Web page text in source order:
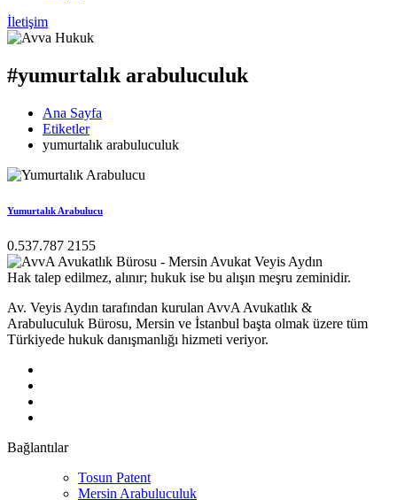
İletişim
#yumurtalık arabuluculuk
Ana Sayfa
Etiketler
yumurtalık arabuluculuk
Yumurtalık Arabulucu
0.537.787 2155
Hak talep edilmez, alınır; hukuk ise bu alışın meşru zeminidir.
Av. Veyis Aydın tarafından kurulan AvvA Avukatlık &
Arabuluculuk Bürosu, Mersin ve İstanbul başta olmak üzere tüm
Türkiyede hukuk danışmanlığı hizmeti veriyor.
Bağlantılar
Tosun Patent
Mersin Arabuluculuk